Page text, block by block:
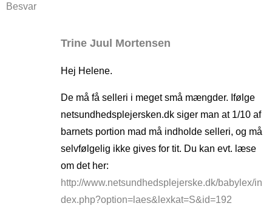
Besvar
Trine Juul Mortensen
Hej Helene.
De må få selleri i meget små mængder. Ifølge
netsundhedsplejersken.dk siger man at 1/10 af
barnets portion mad må indholde selleri, og må
selvfølgelig ikke gives for tit. Du kan evt. læse
om det her:
http://www.netsundhedsplejerske.dk/babylex/in
dex.php?option=laes&lexkat=S&id=192